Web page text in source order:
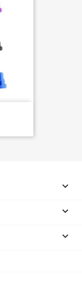


